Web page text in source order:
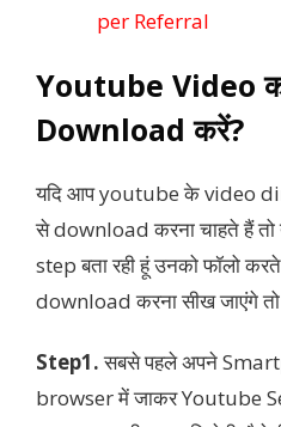
per Referral
Youtube Video
Download करें?
यदि आप youtube के video
से download करना चाहते हैं
step बता रही हूं उनको फॉलो
download करना सीख जाएंगे
Step1.सबसे पहले अपने
browser में जाकर Youtube